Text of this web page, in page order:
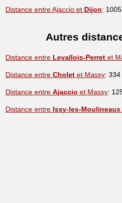
Distance entre Ajaccio et Dijon:
Autres
Distance entre Levallois-Perret et
Distance entreCholet et Massy: 334
Distance entreAjaccio et Massy:
Distance entre Issy-les-Moulineaux